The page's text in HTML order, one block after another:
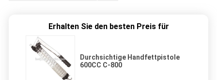
Erhalten Sie den besten Preis für
Durchsichtige Handfettpistole
600CC C-800